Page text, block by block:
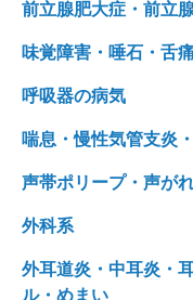
前立腺肥大症・前立
味覚障害・唾石・舌
呼吸器の病気
喘息・慢性気管支炎
声帯ポリープ・声が
外科系
外耳道炎・中耳炎・
ル・めまい